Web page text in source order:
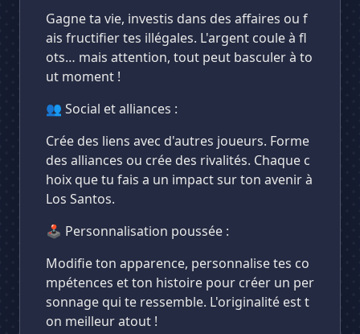
Gagne ta vie, investis dans des affaires ou f
ais fructifier tes illégales. L'argent coule à fl
ots… mais attention, tout peut basculer à to
ut moment !
👥 Social et alliances :
Crée des liens avec d'autres joueurs. Forme
des alliances ou crée des rivalités. Chaque c
hoix que tu fais a un impact sur ton avenir à
Los Santos.
🕹️ Personnalisation poussée :
Modifie ton apparence, personnalise tes co
mpétences et ton histoire pour créer un per
sonnage qui te ressemble. L'originalité est t
on meilleur atout !